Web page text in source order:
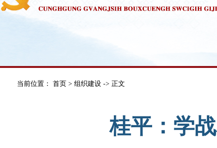
当前位置： 首页 > 组织建设 -> 正文
桂平：学